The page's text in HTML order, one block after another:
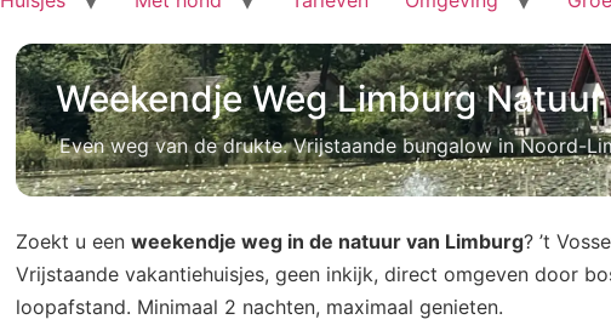
Weekendje Weg Limburg
Even weg van de drukte. Vrijstaande bungalow in Noord-
Zoekt u een weekendje weg in de natuur van Limburg? ’t
Vrijstaande vakantiehuisjes, geen inkijk, direct omgeven door
loopafstand. Minimaal 2 nachten, maximaal genieten.